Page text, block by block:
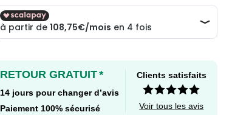
RETOUR GRATUIT*
14 jours pour changer d’avis
Paiement 100% sécurisé
Clients satisfaits
Voir tous les avis